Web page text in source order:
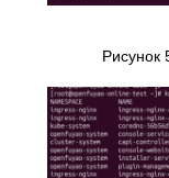
Рисунок